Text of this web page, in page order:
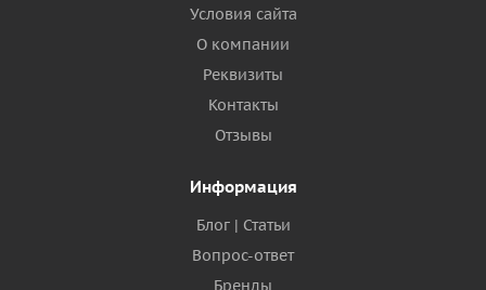
Условия сайта
О компании
Реквизиты
Контакты
Отзывы
Информация
Блог | Статьи
Вопрос-ответ
Бренды